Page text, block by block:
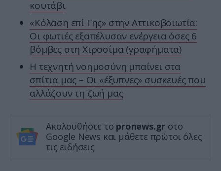
κουτάβι
«Κόλαση επί Γης» στην Αττικοβοιωτία:
Οι φωτιές εξαπέλυσαν ενέργεια όσες 6
βόμβες στη Χιροσίμα (γραφήματα)
Η τεχνητή νοημοσύνη μπαίνει στα
σπίτια μας – Οι «έξυπνες» συσκευές που
αλλάζουν τη ζωή μας
Ακολουθήστε το pronews.gr στο
Google News και μάθετε πρώτοι όλες
τις ειδήσεις